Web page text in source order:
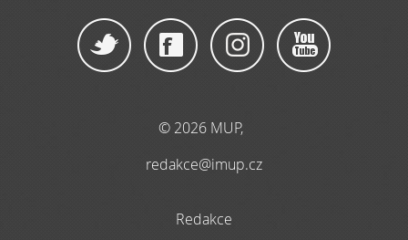
© 2026 MUP,
redakce@imup.cz
Redakce